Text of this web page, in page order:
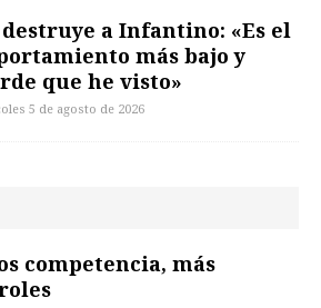
a Infantino: «Es el
más bajo y
que he visto»
5 de agosto de 2026
competencia, más